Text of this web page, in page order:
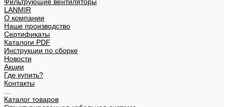
LANMIR
О компании
Наше производство
Сертификаты
Каталоги PDF
Инструкции по сборке
Новости
Акции
Где купить?
Контакты
Каталог товаров